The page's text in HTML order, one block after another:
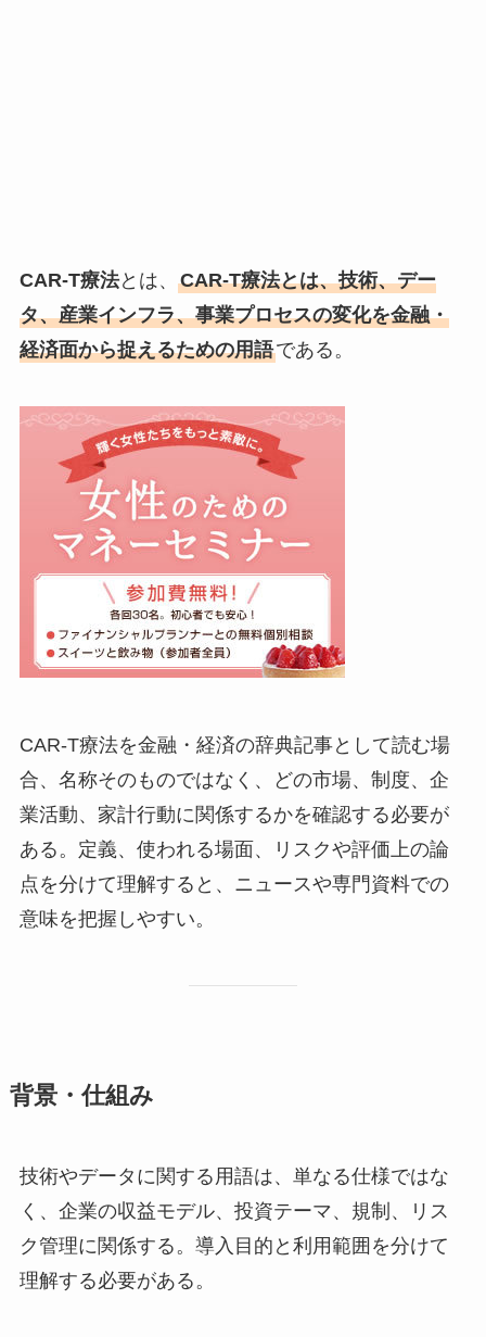
CAR-T療法とは、 CAR-T療法とは、技術、デー
タ、産業インフラ、事業プロセスの変化を金融・
経済面から捉えるための用語である。
CAR-T療法を金融・経済の辞典記事として読む場
合、名称そのものではなく、どの市場、制度、企
業活動、家計行動に関係するかを確認する必要が
ある。定義、使われる場面、リスクや評価上の論
点を分けて理解すると、ニュースや専門資料での
意味を把握しやすい。
背景・仕組み
技術やデータに関する用語は、単なる仕様ではな
く、企業の収益モデル、投資テーマ、規制、リス
ク管理に関係する。導入目的と利用範囲を分けて
理解する必要がある。